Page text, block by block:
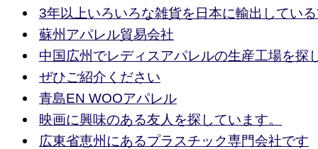
3年以上いろいろな雑貨を日本に輸出してい
蘇州アパレル貿易会社
中国広州でレディスアパレルの生産工場を探
ぜひご紹介ください
青島EN WOOアパレル
映画に興味のある友人を探しています。
広東省恵州にあるプラスチック専門会社です